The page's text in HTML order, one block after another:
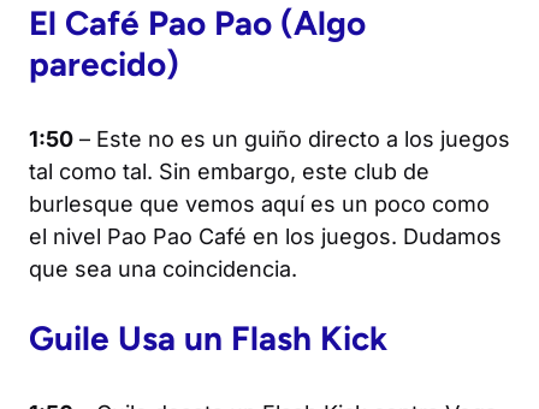
El Café Pao Pao (Algo
parecido)
1:50 – Este no es un guiño directo a los juegos
tal como tal. Sin embargo, este club de
burlesque que vemos aquí es un poco como
el nivel Pao Pao Café en los juegos. Dudamos
que sea una coincidencia.
Guile Usa un Flash Kick